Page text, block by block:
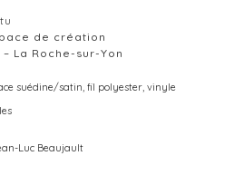
de création
La Roche-sur-Yon
suédine/satin, fil polyester, vinyle
Luc Beaujault